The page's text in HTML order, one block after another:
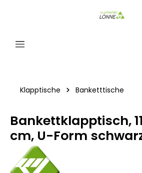
Klapptische Banketttische
Bankettklapptisch,
cm, U-Form